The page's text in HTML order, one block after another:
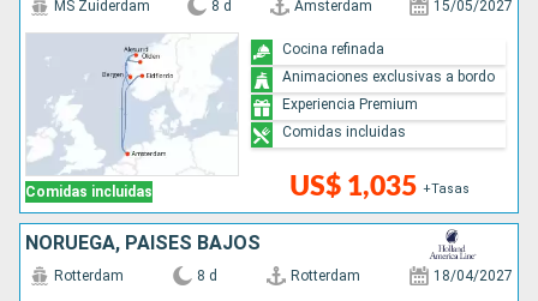
Comidas incluidas
MS Zuiderdam 8 d Amsterdam 15/05/2027
US$ 1,035 +Tasas
Cocina refinada
Animaciones exclusivas a bordo
Experiencia Premium
Comidas incluidas
NORUEGA, PAISES BAJOS
Rotterdam 8 d Rotterdam 18/04/2027